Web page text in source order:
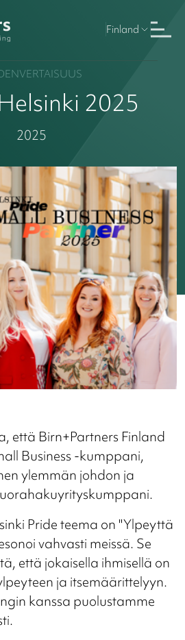
Finland
2025
2025
että Birn+Partners Finland
Business -kumppani,
ylemmän johdon ja
Pride teema on "Ylpeyttä
vahvasti meissä. Se
että jokaisella ihmisellä on
ja itsemäärittelyyn.
kanssa puolustamme